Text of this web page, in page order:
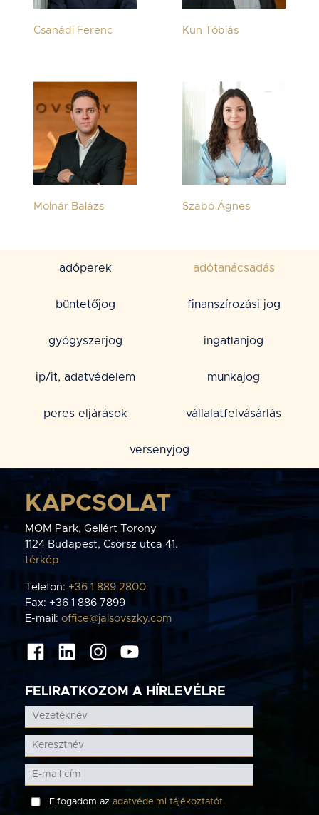
Csanádi Ferenc Kun Tóbiás
Molnár Balázs Szabó Ágnes
adóperek adótanácsadás
büntetőjog finanszírozási jog
gyógyszerjog ingatlanjog
ip/it, adatvédelem munkajog
peres eljárások vállalatfelvásárlás
versenyjog
KAPCSOLAT
MOM Park, Gellért Torony
1124 Budapest, Csörsz utca 41.
térkép
Telefon: +36 1 889 2800
Fax: +36 1 886 7899
E-mail: office@jalsovszky.com
FELIRATKOZOM A HÍRLEVÉLRE
Elfogadom az adatvédelmi tájékoztatót.